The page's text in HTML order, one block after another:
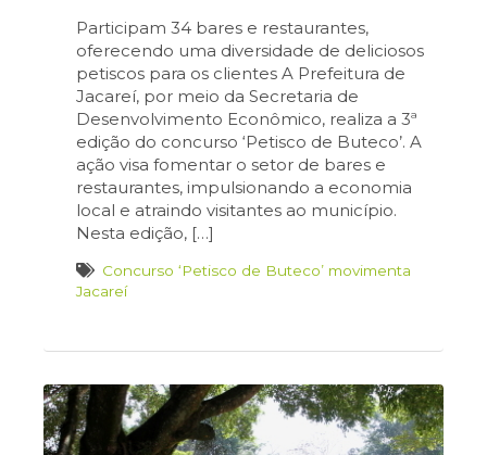
Participam 34 bares e restaurantes,
oferecendo uma diversidade de deliciosos
petiscos para os clientes A Prefeitura de
Jacareí, por meio da Secretaria de
Desenvolvimento Econômico, realiza a 3ª
edição do concurso ‘Petisco de Buteco’. A
ação visa fomentar o setor de bares e
restaurantes, impulsionando a economia
local e atraindo visitantes ao município.
Nesta edição, […]
Concurso ‘Petisco de Buteco’ movimenta
Jacareí